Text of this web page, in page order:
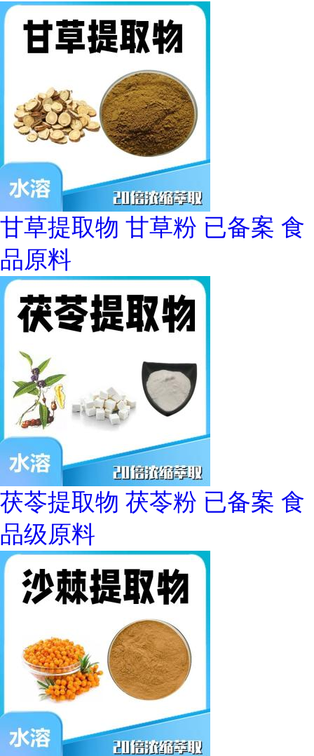
甘草提取物 甘草粉 已备案 食
品原料
茯苓提取物 茯苓粉 已备案 食
品级原料